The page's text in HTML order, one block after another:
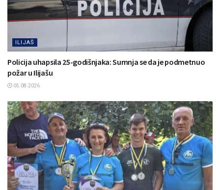
ILIJAŠ
Policija uhapsila 25-godišnjaka: Sumnja se da je podmetnuo
požar u Ilijašu
05.08.2026.